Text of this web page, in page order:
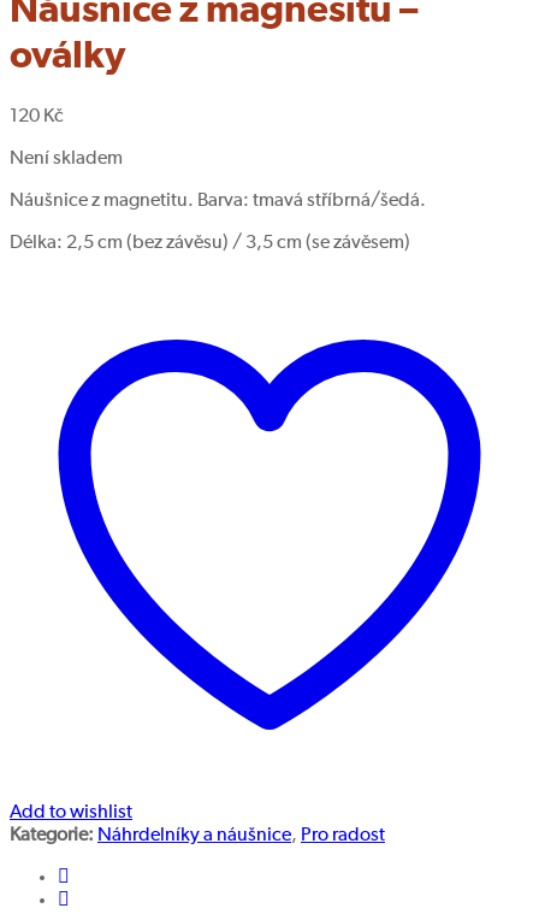
Náušnice z magnesitu –
oválky
120 Kč
Není skladem
Náušnice z magnetitu. Barva: tmavá stříbrná/šedá.
Délka: 2,5 cm (bez závěsu) / 3,5 cm (se závěsem)
Add to wishlist
Kategorie: Náhrdelníky a náušnice, Pro radost